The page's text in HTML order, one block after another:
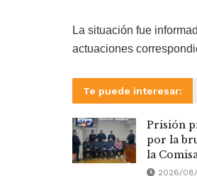
La situación fue
actuaciones
Te puede interesar:
Prisión
por la
la
2026/